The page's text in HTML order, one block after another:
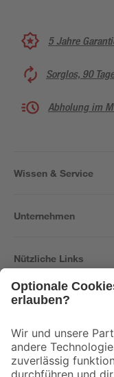
5 Jahre
Sorglos, 90
Abholung im
Wissen & Service
Unternehmen
Nützliche Links
Der toom Newsletter:
Zur Newsletter